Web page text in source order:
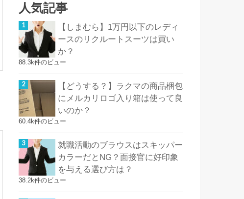
人気記事
【しまむら】1万円以下のレディ
ースのリクルートスーツは買い
か？
88.3k件のビュー
【どうする？】ラクマの商品梱包
にメルカリロゴ入り箱は使って良
いのか？
60.4k件のビュー
就職活動のブラウスはスキッパー
カラーだとNG？面接官に好印象
を与える選び方は？
38.2k件のビュー